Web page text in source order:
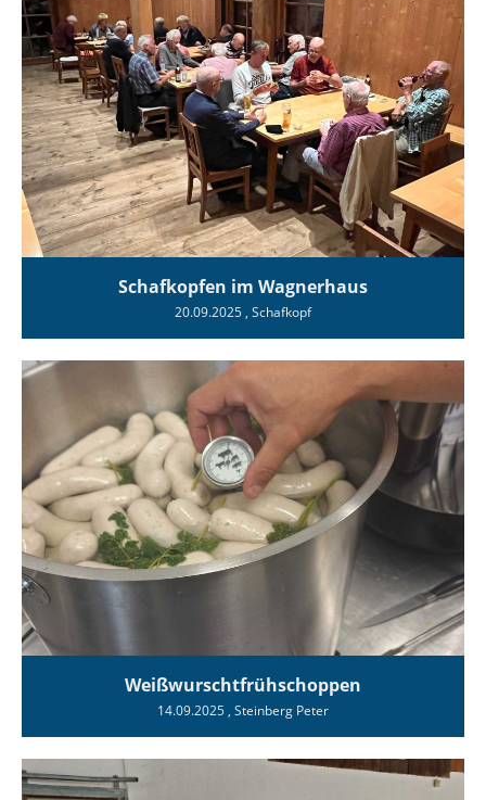
Schafkopfen im Wagnerhaus
20.09.2025 , Schafkopf
Weißwurschtfrühschoppen
14.09.2025 , Steinberg Peter